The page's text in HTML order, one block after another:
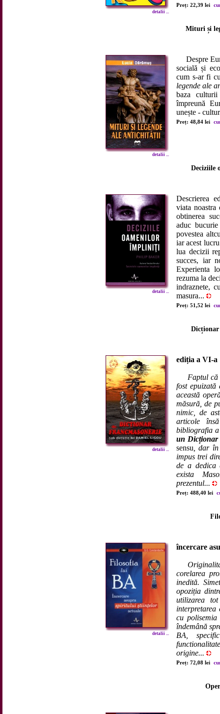
detalii ...
Preț: 22,39 lei
Mituri și
detalii ...
Despre
socială și
cum s-ar fi
legende ale
baza
împreună
unește -
Preț: 48,84 lei
Deciziile
detalii ...
Descrierea
viata
obtinerea
aduc
povestea
iar acest
lua decizii
succes, iar
Experienta
rezuma la
indraznete,
masura...
Preț: 51,52 lei
Dicționar
detalii ...
ediția a VI-a
Faptul că
fost epuizată
această
măsură, de
nimic, de
articole
bibliografia
un Dicționar
sensu , dar
impus trei
de a dedica
exista
prezentul...
Preț: 488,40 lei
detalii ...
încercare
corelarea
inedită.
opoziția
utilizarea
cu
îndemână
BA,
origine...
Preț: 72,08 lei